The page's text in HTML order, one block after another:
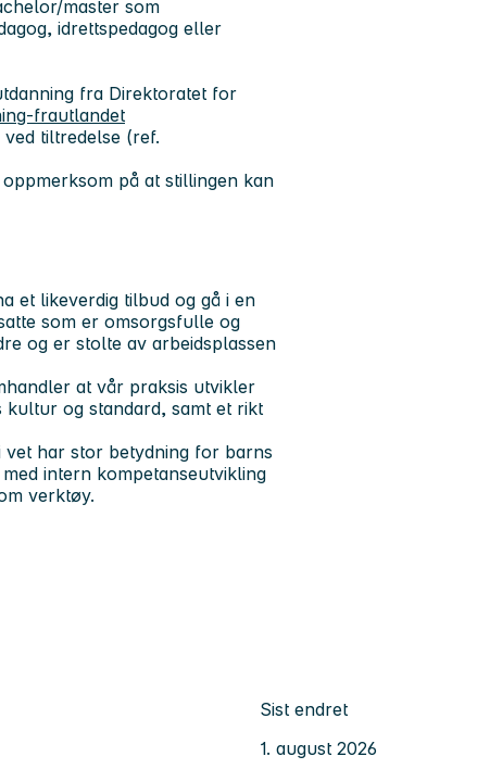
master som
idrettspedagog eller
fra Direktoratet for
frautlandet
tiltredelse (ref.
på at stillingen kan
et likeverdig tilbud og gå i en
som er omsorgsfulle og
og er stolte av arbeidsplassen
at vår praksis utvikler
og standard, samt et rikt
har stor betydning for barns
intern kompetanseutvikling
verktøy.
Sist endret
1. august 2026